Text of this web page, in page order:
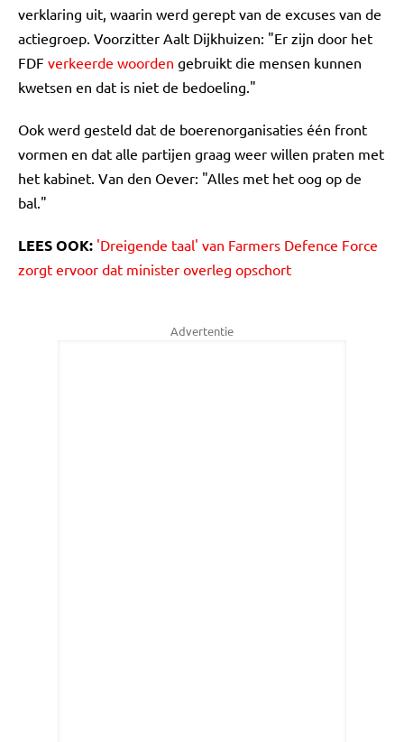
verklaring uit, waarin werd gerept van de excuses van de
actiegroep. Voorzitter Aalt Dijkhuizen: "Er zijn door het
FDF verkeerde woorden gebruikt die mensen kunnen
kwetsen en dat is niet de bedoeling."
Ook werd gesteld dat de boerenorganisaties één front
vormen en dat alle partijen graag weer willen praten met
het kabinet. Van den Oever: "Alles met het oog op de
bal."
LEES OOK: 'Dreigende taal' van Farmers Defence Force
zorgt ervoor dat minister overleg opschort
Advertentie